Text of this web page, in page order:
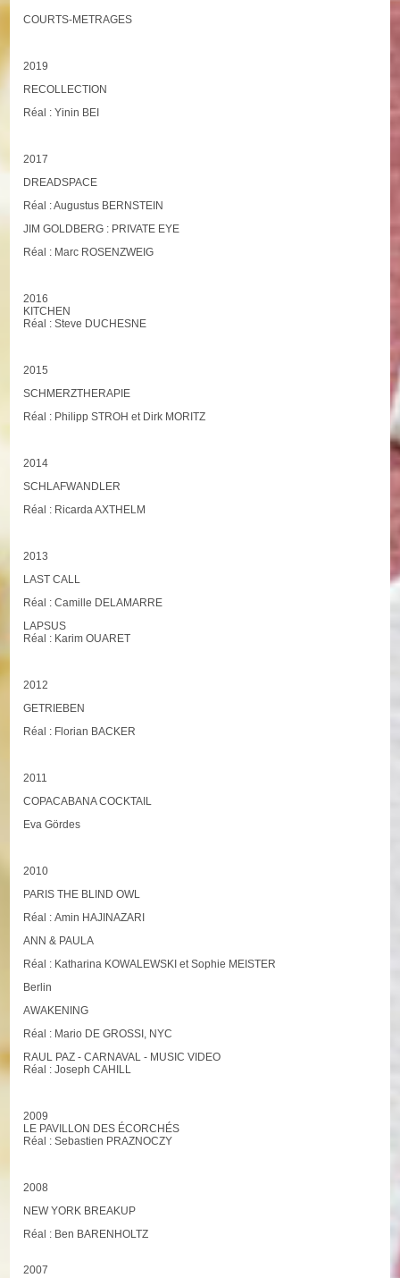
COURTS-METRAGES
2019
RECOLLECTION
Réal : Yinin BEI
2017
DREADSPACE
Réal : Augustus BERNSTEIN
JIM GOLDBERG : PRIVATE EYE
Réal : Marc ROSENZWEIG
2016
KITCHEN
Réal : Steve DUCHESNE
2015
SCHMERZTHERAPIE
Réal : Philipp STROH et Dirk MORITZ
2014
SCHLAFWANDLER
Réal : Ricarda AXTHELM
2013
LAST CALL
Réal : Camille DELAMARRE
LAPSUS
Réal : Karim OUARET
2012
GETRIEBEN
Réal : Florian BACKER
2011
COPACABANA COCKTAIL
Eva Gördes
2010
PARIS THE BLIND OWL
Réal : Amin HAJINAZARI
ANN & PAULA
Réal : Katharina KOWALEWSKI et Sophie MEISTER
Berlin
AWAKENING
Réal : Mario DE GROSSI, NYC
RAUL PAZ - CARNAVAL - MUSIC VIDEO
Réal : Joseph CAHILL
2009
LE PAVILLON DES ÉCORCHÉS
Réal : Sebastien PRAZNOCZY
2008
NEW YORK BREAKUP
Réal : Ben BARENHOLTZ
2007